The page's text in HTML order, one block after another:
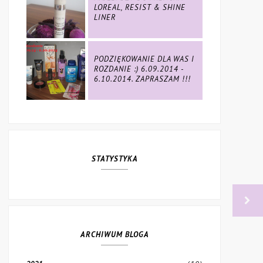
LOREAL, RESIST & SHINE
LINER
PODZIĘKOWANIE DLA WAS I
ROZDANIE :) 6.09.2014 -
6.10.2014. ZAPRASZAM !!!
STATYSTYKA
ARCHIWUM BLOGA